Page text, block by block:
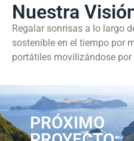
Nuestra
Regalar sonrisas a lo largo
sostenible en el tiempo por
portátiles movilizándose
PRÓXIMO